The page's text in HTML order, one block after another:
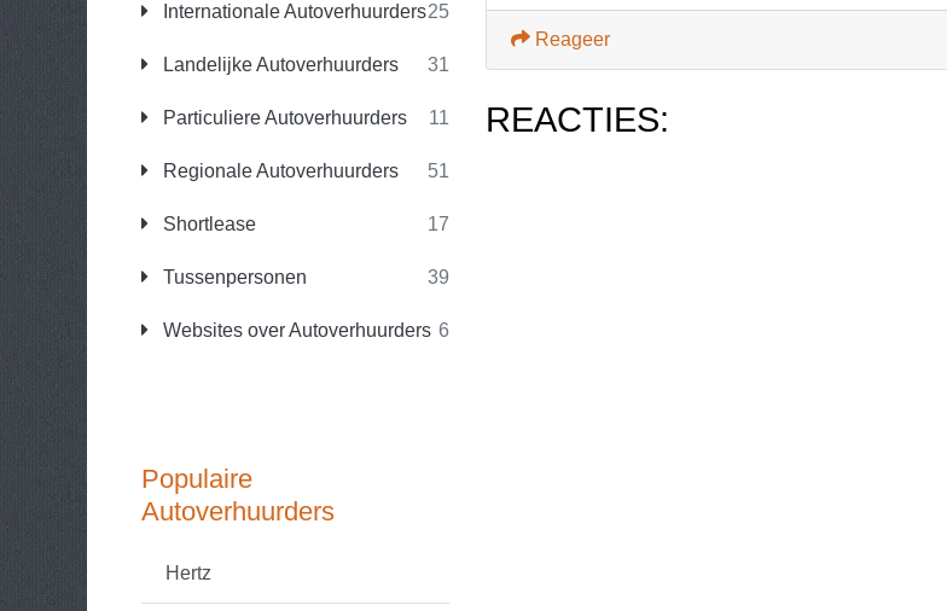
Internationale Autoverhuurders25
Landelijke Autoverhuurders 31
Particuliere Autoverhuurders 11
Regionale Autoverhuurders 51
Shortlease 17
Tussenpersonen 39
Websites over Autoverhuurders 6
Populaire
Autoverhuurders
Hertz
Reageer
REACTIES: